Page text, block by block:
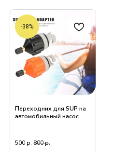
-38%
Переходних для SUP на
автомобильный насос
500 р. 800р.